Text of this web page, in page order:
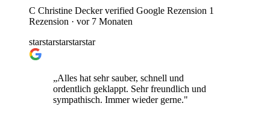
C Christine Decker verified Google Rezension 1
Rezension · vor 7 Monaten
starstarstarstarstar
„Alles hat sehr sauber, schnell und
ordentlich geklappt. Sehr freundlich und
sympathisch. Immer wieder gerne."